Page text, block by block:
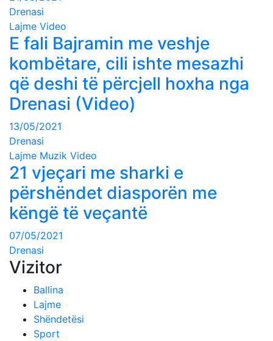
Drenasi
Lajme Video
E fali Bajramin me veshje
kombëtare, cili ishte mesazhi
që deshi të përcjell hoxha nga
Drenasi (Video)
13/05/2021
Drenasi
Lajme Muzik Video
21 vjeçari me sharki e
përshëndet diasporën me
këngë të veçantë
07/05/2021
Drenasi
Vizitor
Ballina
Lajme
Shëndetësi
Sport